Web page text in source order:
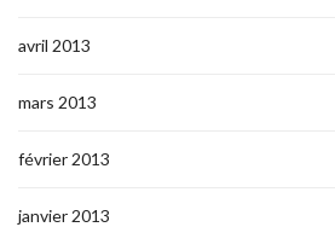
avril 2013
mars 2013
février 2013
janvier 2013